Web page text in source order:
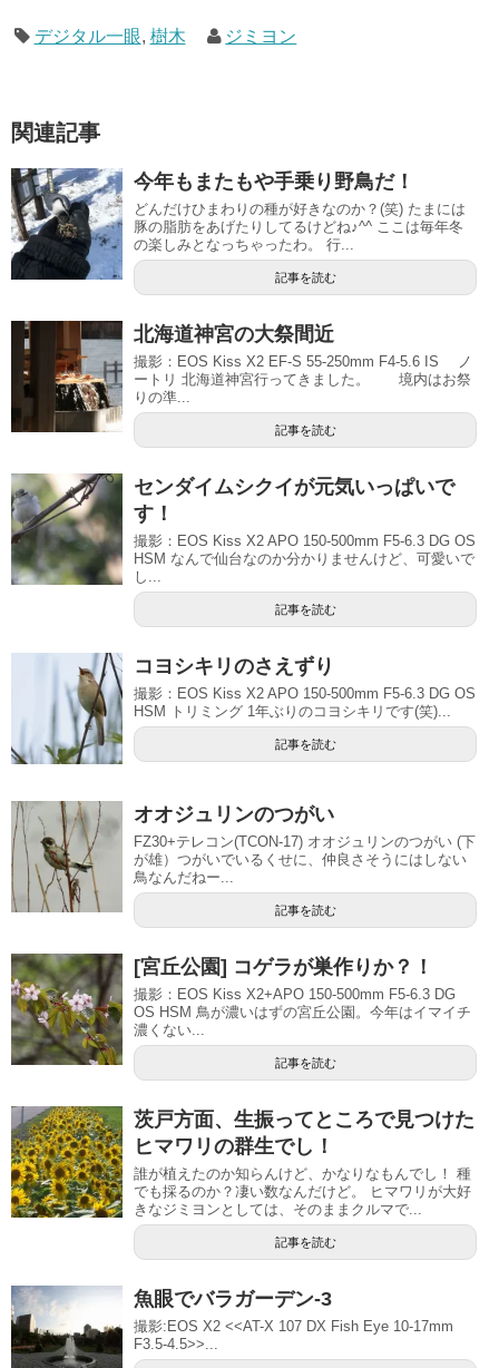
デジタル一眼, 樹木 ジミヨン
関連記事
今年もまたもや手乗り野鳥だ！
どんだけひまわりの種が好きなのか？(笑) たまには
豚の脂肪をあげたりしてるけどね♪^^ ここは毎年冬
の楽しみとなっちゃったわ。 行...
記事を読む
北海道神宮の大祭間近
撮影：EOS Kiss X2 EF-S 55-250mm F4-5.6 IS ノ
ートリ 北海道神宮行ってきました。 境内はお祭
りの準...
記事を読む
センダイムシクイが元気いっぱいで
す！
撮影：EOS Kiss X2 APO 150-500mm F5-6.3 DG OS
HSM なんで仙台なのか分かりませんけど、可愛いで
し...
記事を読む
コヨシキリのさえずり
撮影：EOS Kiss X2 APO 150-500mm F5-6.3 DG OS
HSM トリミング 1年ぶりのコヨシキリです(笑)...
記事を読む
オオジュリンのつがい
FZ30+テレコン(TCON-17) オオジュリンのつがい (下
が雄）つがいでいるくせに、仲良さそうにはしない
鳥なんだねー...
記事を読む
[宮丘公園] コゲラが巣作りか？！
撮影：EOS Kiss X2+APO 150-500mm F5-6.3 DG
OS HSM 鳥が濃いはずの宮丘公園。今年はイマイチ
濃くない...
記事を読む
茨戸方面、生振ってところで見つけた
ヒマワリの群生でし！
誰が植えたのか知らんけど、かなりなもんでし！ 種
でも採るのか？凄い数なんだけど。 ヒマワリが大好
きなジミヨンとしては、そのままクルマで...
記事を読む
魚眼でバラガーデン-3
撮影:EOS X2 <<AT-X 107 DX Fish Eye 10-17mm
F3.5-4.5>>...